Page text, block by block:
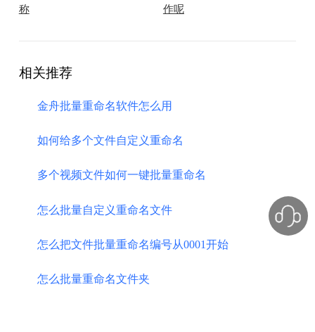
称
作呢
相关推荐
金舟批量重命名软件怎么用
如何给多个文件自定义重命名
多个视频文件如何一键批量重命名
怎么批量自定义重命名文件
怎么把文件批量重命名编号从0001开始
怎么批量重命名文件夹